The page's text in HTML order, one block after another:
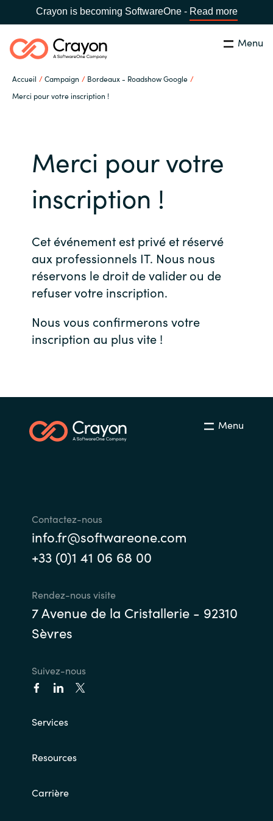
Crayon is becoming SoftwareOne - Read more
Menu
Accueil Campaign
Bordeaux - Roadshow Google
Merci pour votre inscription !
Global site
Africa
Austria
Bulgaria
Czechia
France
Iceland
Indonesia
Rechercher Fermer
Notre expertise
Ressources
A propos de Crayon
Secteur Public
Nous contacter
Carrières
Merci pour votre
inscription !
Cet événement est privé et réservé
aux professionnels IT. Nous nous
réservons le droit de valider ou de
refuser votre inscription.
Nous vous confirmerons votre
inscription au plus vite !
Menu
Contactez-nous
info.fr@softwareone.com
+33 (0)1 41 06 68 00
Rendez-nous visite
7 Avenue de la Cristallerie - 92310
Sèvres
Suivez-nous
Services
Resources
Carrière